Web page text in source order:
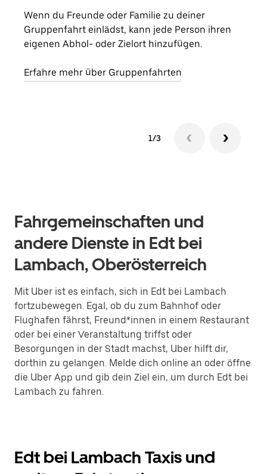
Wenn du Freunde oder Familie zu deiner
Gruppenfahrt einlädst, kann jede Person ihren
eigenen Abhol- oder Zielort hinzufügen.
Erfahre mehr über Gruppenfahrten
1/3
Fahrgemeinschaften und
andere Dienste in Edt bei
Lambach, Oberösterreich
Mit Uber ist es einfach, sich in Edt bei Lambach
fortzubewegen. Egal, ob du zum Bahnhof oder
Flughafen fährst, Freund*innen in einem Restaurant
oder bei einer Veranstaltung triffst oder
Besorgungen in der Stadt machst, Uber hilft dir,
dorthin zu gelangen. Melde dich online an oder öffne
die Uber App und gib dein Ziel ein, um durch Edt bei
Lambach zu fahren.
Edt bei Lambach Taxis und